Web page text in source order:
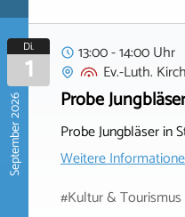
September 2026
Di.
1
13:00 - 14:00 Uhr
Ev.-Luth.
Probe
Probe Jungbläser in
Weitere
#Kultur &